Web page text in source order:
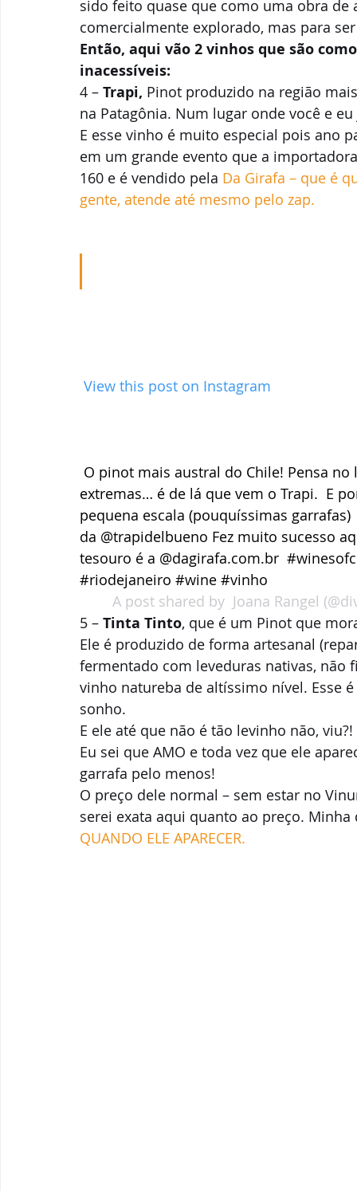
sido feito quase que como uma obra
comercialmente explorado, mas para
Então, aqui vão 2 vinhos que são
inacessíveis:
4 – Trapi, Pinot produzido na região
na Patagônia. Num lugar onde você e
E esse vinho é muito especial pois ano
em um grande evento que a
160 e é vendido pela Da Girafa – que é
gente, atende até mesmo pelo zap.
View this post on Instagram
O pinot mais austral do Chile! Pensa
extremas… é de lá que vem o Trapi.  E
pequena escala (pouquíssimas
da @trapidelbueno Fez muito sucesso
tesouro é a @dagirafa.com.br
#riodejaneiro #wine #vinho
A post shared by Joana Rangel
5 – Tinta Tinto, que é um Pinot que
Ele é produzido de forma artesanal
fermentado com leveduras nativas,
vinho natureba de altíssimo nível. Esse
sonho.
E ele até que não é tão levinho não,
Eu sei que AMO e toda vez que ele
garrafa pelo menos!
O preço dele normal – sem estar no
serei exata aqui quanto ao preço.
QUANDO ELE APARECER.